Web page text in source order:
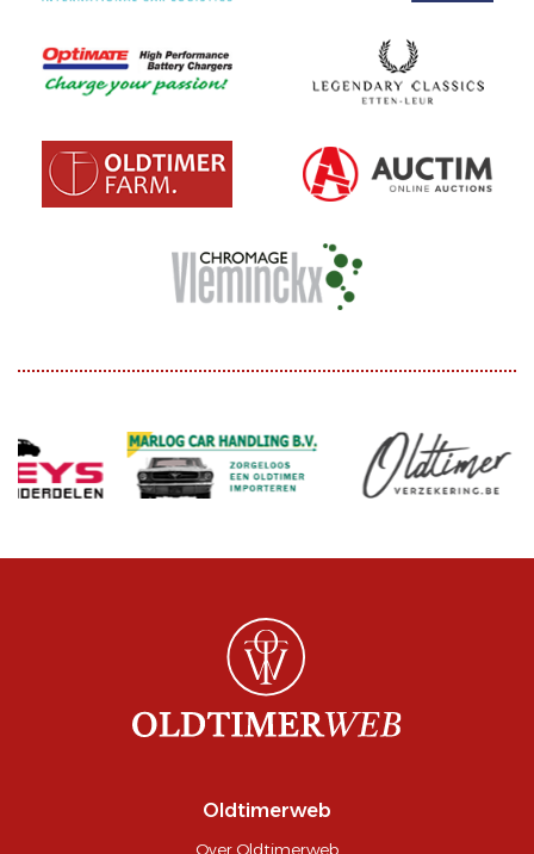
Oldtimerweb
Over Oldtimerweb